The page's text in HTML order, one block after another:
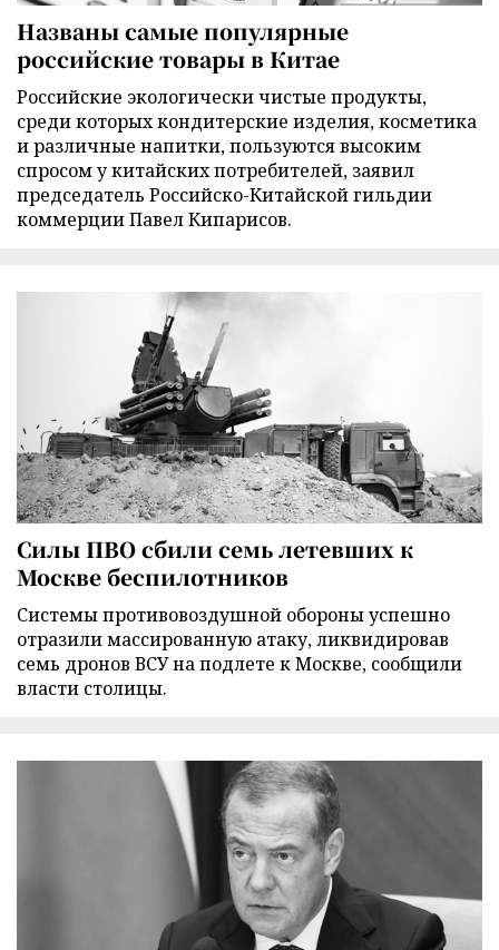
Названы самые популярные
российские товары в Китае
Российские экологически чистые продукты,
среди которых кондитерские изделия, косметика
и различные напитки, пользуются высоким
спросом у китайских потребителей, заявил
председатель Российско-Китайской гильдии
коммерции Павел Кипарисов.
Силы ПВО сбили семь летевших к
Москве беспилотников
Cистемы противовоздушной обороны успешно
отразили массированную атаку, ликвидировав
семь дронов ВСУ на подлете к Москве, сообщили
власти столицы.